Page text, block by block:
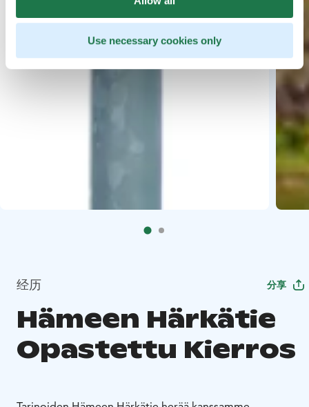
Use necessary cookies only
经历 分享
Hämeen Härkätie
Opastettu Kierros